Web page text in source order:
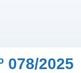
078/2025